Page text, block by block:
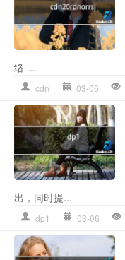
络 ...
cdn 03-06
出，同时提...
dp1 03-06